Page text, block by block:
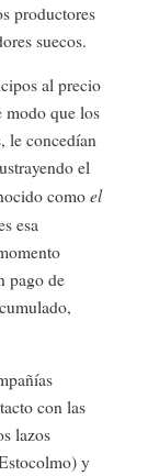
productores
suecos.
al precio
modo que los
le concedían
el
comoel
esa
pago de
con las
lazos
y